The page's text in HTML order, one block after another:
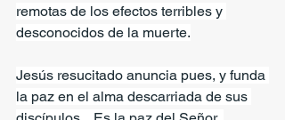
remotas de los efectos terribles y
desconocidos de la muerte.
Jesús resucitado anuncia pues, y funda
la paz en el alma descarriada de sus